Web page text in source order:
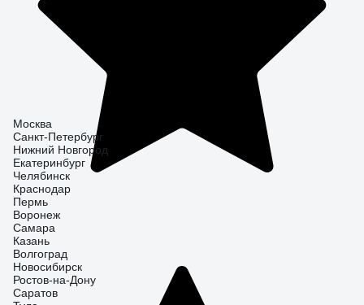
Москва
Санкт-Петербург
Нижний Новгород
Екатеринбург
Челябинск
Краснодар
Пермь
Воронеж
Самара
Казань
Волгоград
Новосибирск
Ростов-на-Дону
Саратов